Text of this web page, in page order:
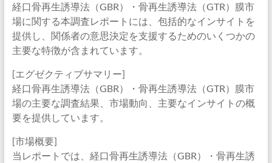
経口骨再生誘導法（GBR）・骨再生誘導法（GTR）膜市
場に関する本調査レポートには、包括的なインサイトを
提供し、関係者の意思決定を支援するためのいくつかの
主要な特徴が含まれています。
[エグゼクティブサマリー]
経口骨再生誘導法（GBR）・骨再生誘導法（GTR）膜市
場の主要な調査結果、市場動向、主要なインサイトの概
要を提供しています。
[市場概要]
当レポートでは、経口骨再生誘導法（GBR）・骨再生誘